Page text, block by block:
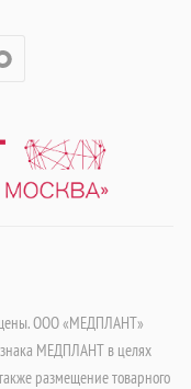
ООО «МЕДПЛАНТ»
знака МЕДПЛАНТ в целях
размещение товарного